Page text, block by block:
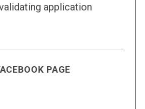
application
PAGE